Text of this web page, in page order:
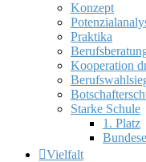
Konzept
Praktika
Kooperation
Starke Schule
1. Platz
Vielfalt